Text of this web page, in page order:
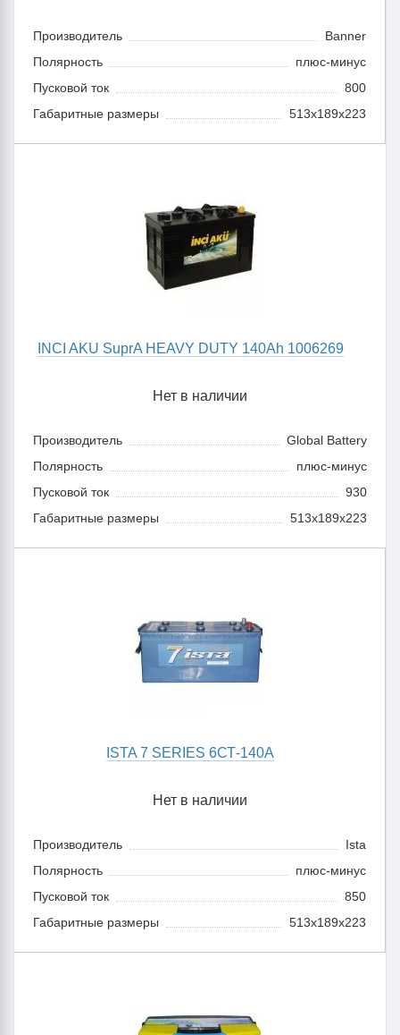
Производитель
Banner
Полярность
плюс-минус
Пусковой ток
800
Габаритные размеры
513x189x223
INCI AKU SuprA HEAVY DUTY 140Ah 1006269
Нет в наличии
Производитель
Global Battery
Полярность
плюс-минус
Пусковой ток
930
Габаритные размеры
513x189x223
ISTA 7 SERIES 6СТ-140А
Нет в наличии
Производитель
Ista
Полярность
плюс-минус
Пусковой ток
850
Габаритные размеры
513x189x223